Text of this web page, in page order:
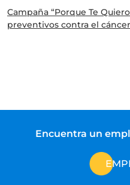
Campaña “Porque Te
preventivos contra el
Encuentra un